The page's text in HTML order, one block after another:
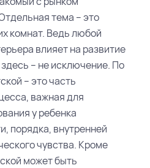
тема – это
комнат. Ведь любой
влияет на развитие
– не исключение. По
– это часть
важная для
у ребенка
порядка, внутренней
чувства. Кроме
может быть